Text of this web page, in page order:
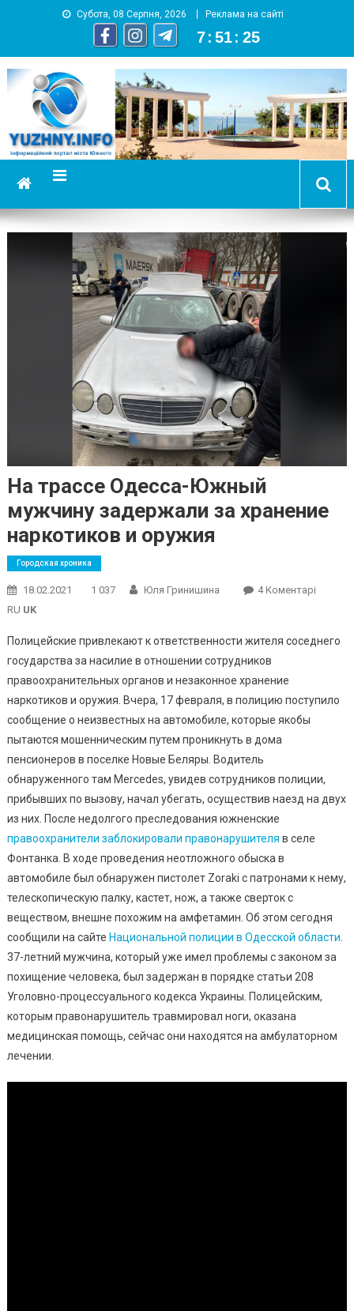
Субота, 08 Серпня, 2026 Реклама на сайті
7 : 51 : 26
YUZHNY.INFO
информационный портал города Южный
На трассе Одесса-Южный
мужчину задержали за хранение
наркотиков и оружия
Городская хроника
18.02.2021 1 037 Юля Гринишина 4 КоментаріДо
Одесса-
RU UK
Полицейские привлекают к ответственности жителя соседнего
государства за насилие в отношении сотрудников
правоохранительных органов и незаконное хранение
наркотиков и оружия. Вчера, 17 февраля, в полицию поступило
сообщение о неизвестных на автомобиле, которые якобы
пытаются мошенническим путем проникнуть в дома
пенсионеров в поселке Новые Беляры. Водитель
обнаруженного там Mercedes, увидев сотрудников полиции,
прибывших по вызову, начал убегать, осуществив наезд на двух
из них. После недолгого преследования южненские
правоохранители заблокировали правонарушителя в селе
Фонтанка. В ходе проведения неотложного обыска в
автомобиле был обнаружен пистолет Zoraki с патронами к нему,
телескопическую палку, кастет, нож, а также сверток с
веществом, внешне похожим на амфетамин. Об этом сегодня
сообщили на сайте Национальной полиции в Одесской области
37-летний мужчина, который уже имел проблемы с законом за
похищение человека, был задержан в порядке статьи 208
Уголовно-процессуального кодекса Украины. Полицейским,
которым правонарушитель травмировал ноги, оказана
медицинская помощь, сейчас они находятся на амбулаторном
лечении.